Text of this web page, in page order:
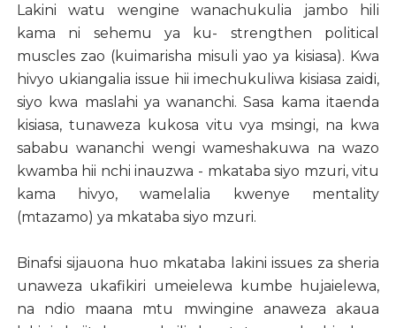
Lakini watu wengine wanachukulia jambo hili
kama ni sehemu ya ku- strengthen political
muscles zao (kuimarisha misuli yao ya kisiasa). Kwa
hivyo ukiangalia issue hii imechukuliwa kisiasa zaidi,
siyo kwa maslahi ya wananchi. Sasa kama itaenda
kisiasa, tunaweza kukosa vitu vya msingi, na kwa
sababu wananchi wengi wameshakuwa na wazo
kwamba hii nchi inauzwa - mkataba siyo mzuri, vitu
kama hivyo, wamelalia kwenye mentality
(mtazamo) ya mkataba siyo mzuri.
Binafsi sijauona huo mkataba lakini issues za sheria
unaweza ukafikiri umeielewa kumbe hujaielewa,
na ndio maana mtu mwingine anaweza akaua